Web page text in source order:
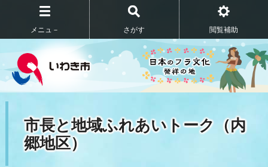
メニュ－ さがす 閲覧補助
市長と地域ふれあいトーク（内
郷地区）